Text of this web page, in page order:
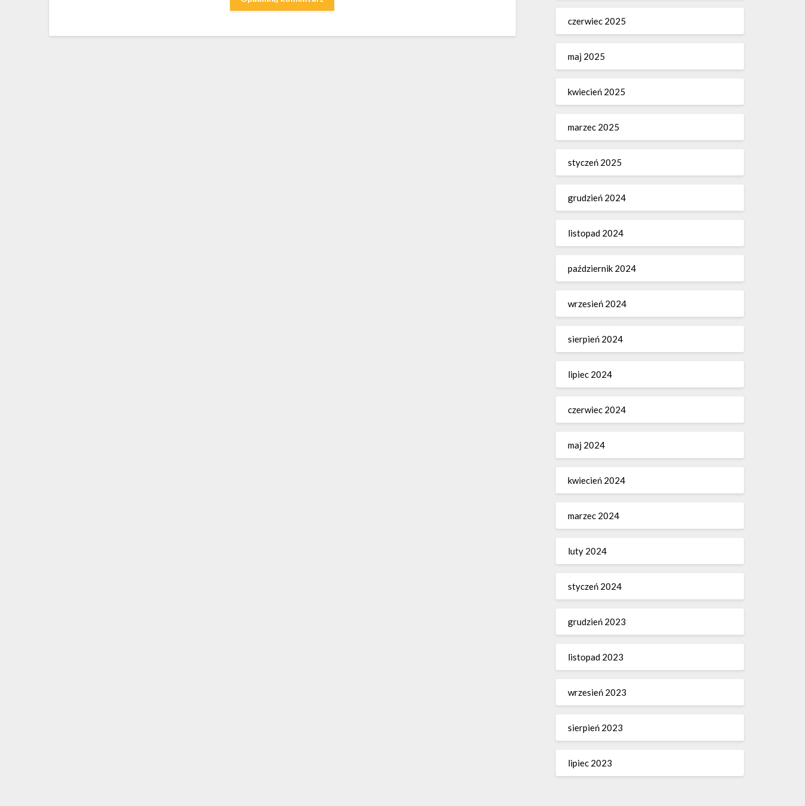
czerwiec 2025
maj 2025
kwiecień 2025
marzec 2025
styczeń 2025
grudzień 2024
listopad 2024
październik 2024
wrzesień 2024
sierpień 2024
lipiec 2024
czerwiec 2024
maj 2024
kwiecień 2024
marzec 2024
luty 2024
styczeń 2024
grudzień 2023
listopad 2023
wrzesień 2023
sierpień 2023
lipiec 2023